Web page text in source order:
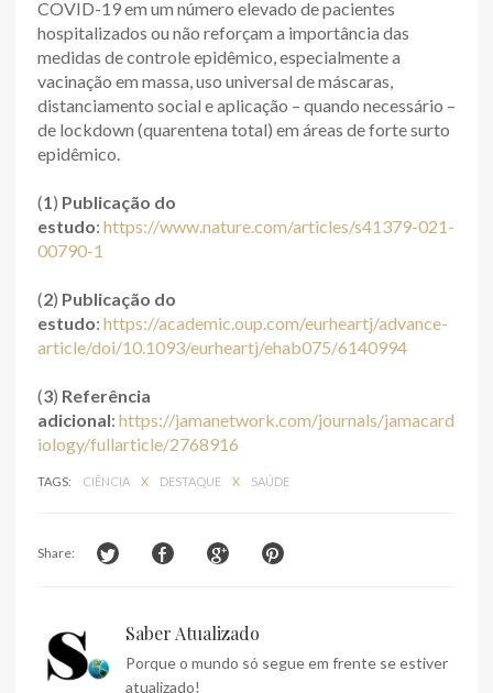
COVID-19 em um número elevado de pacientes
hospitalizados ou não reforçam a importância das
medidas de controle epidêmico, especialmente a
vacinação em massa, uso universal de máscaras,
distanciamento social e aplicação – quando necessário –
de lockdown (quarentena total) em áreas de forte surto
epidêmico.
(1 ) Publicação do
estudo: https://www.nature.com/articles/s41379-021-
00790-1
(2) Publicação do
estudo: https://academic.oup.com/eurheartj/advance-
article/doi/10.1093/eurheartj/ehab075/6140994
(3) Referência
adicional: https://jamanetwork.com/journals/jamacard
iology/fullarticle/2768916
TAGS: CIÊNCIA X DESTAQUE X SAÚDE
Share:
Saber Atualizado
Porque o mundo só segue em frente se estiver
atualizado!